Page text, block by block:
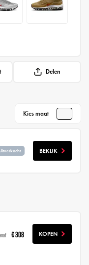
Delen
Kies maat
BEKIJK
€ 308 KOPEN